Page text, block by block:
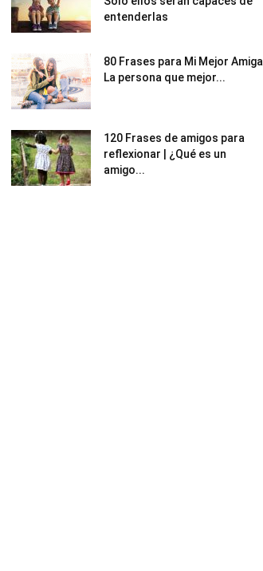
entenderlas
80 Frases para Mi Mejor Amiga |
La persona que mejor...
120 Frases de amigos para
reflexionar | ¿Qué es un
amigo...